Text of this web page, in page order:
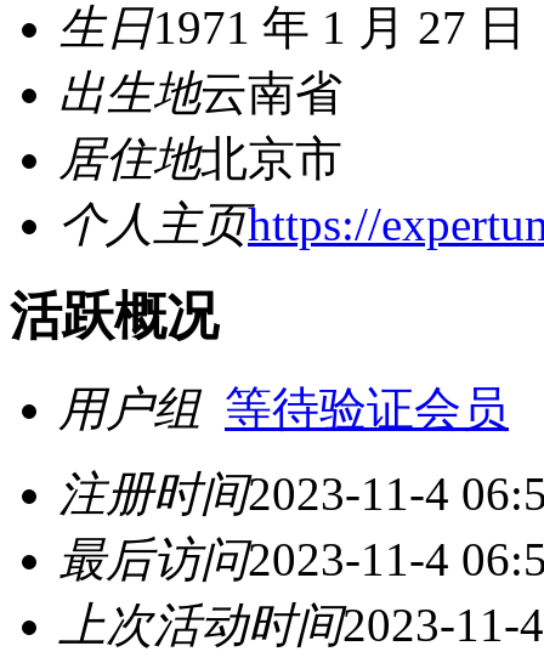
生日1971 年 1 月 27 日
出生地云南省
居住地北京市
个人主页https://
活跃概况
用户组 等待验证会员
注册时间2023-11-4
最后访问2023-11-4
上次活动时间2023-11-